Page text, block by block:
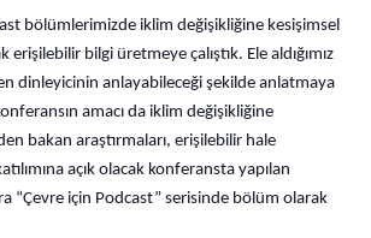
bölümlerimizde iklim değişikliğine kesişimsel
bilgi üretmeye çalıştık. Ele aldığımız
dinleyicinin anlayabileceği şekilde anlatmaya
amacı da iklim değişikliğine
bakan araştırmaları, erişilebilir hale
açık olacak konferansta yapılan
“Çevre için Podcast” serisinde bölüm olarak